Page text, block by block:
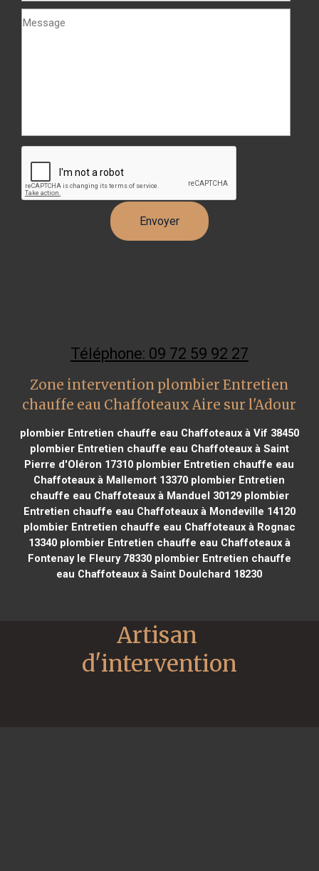
Téléphone: 09 72 59 92 27
Zone intervention plombier Entretien
chauffe eau Chaffoteaux Aire sur l'Adour
plombier Entretien chauffe eau Chaffoteaux à Vif 38450
plombier Entretien chauffe eau Chaffoteaux à Saint
Pierre d'Oléron 17310 plombier Entretien chauffe eau
Chaffoteaux à Mallemort 13370 plombier Entretien
chauffe eau Chaffoteaux à Manduel 30129plombier
Entretien chauffe eau Chaffoteaux à Mondeville 14120
plombier Entretien chauffe eau Chaffoteaux à Rognac
13340plombier Entretien chauffe eau Chaffoteaux à
Fontenay le Fleury 78330plombier Entretien chauffe
eau Chaffoteaux à Saint Doulchard 18230
Artisan
d'intervention